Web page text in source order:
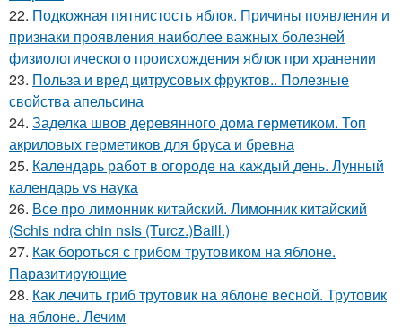
22. Подкожная пятнистость яблок. Причины появления и
признаки проявления наиболее важных болезней
физиологического происхождения яблок при хранении
23. Польза и вред цитрусовых фруктов.. Полезные
свойства апельсина
24. Заделка швов деревянного дома герметиком. Топ
акриловых герметиков для бруса и бревна
25. Календарь работ в огороде на каждый день. Лунный
календарь vs наука
26. Все про лимонник китайский. Лимонник китайский
(Schis ndra chin nsis (Turcz.)Baill.)
27. Как бороться с грибом трутовиком на яблоне.
Паразитирующие
28. Как лечить гриб трутовик на яблоне весной. Трутовик
на яблоне. Лечим